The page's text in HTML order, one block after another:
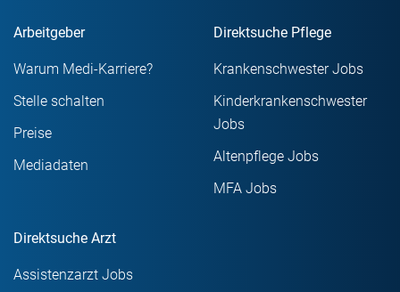
Arbeitgeber
Warum Medi-Karriere?
Stelle schalten
Preise
Mediadaten
Direktsuche Pflege
Krankenschwester Jobs
Kinderkrankenschwester
Jobs
Altenpflege Jobs
MFA Jobs
Direktsuche Arzt
Assistenzarzt Jobs